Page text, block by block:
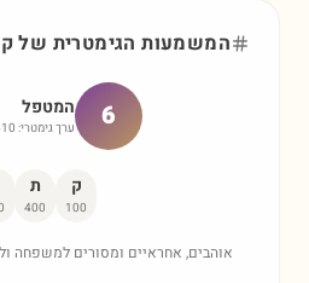
המשמעות הגימטרית של
6 המטפל
ערך גימטרי:
ק
100
ת
400
אוהבים, אחראיים ומסורים למשפחה